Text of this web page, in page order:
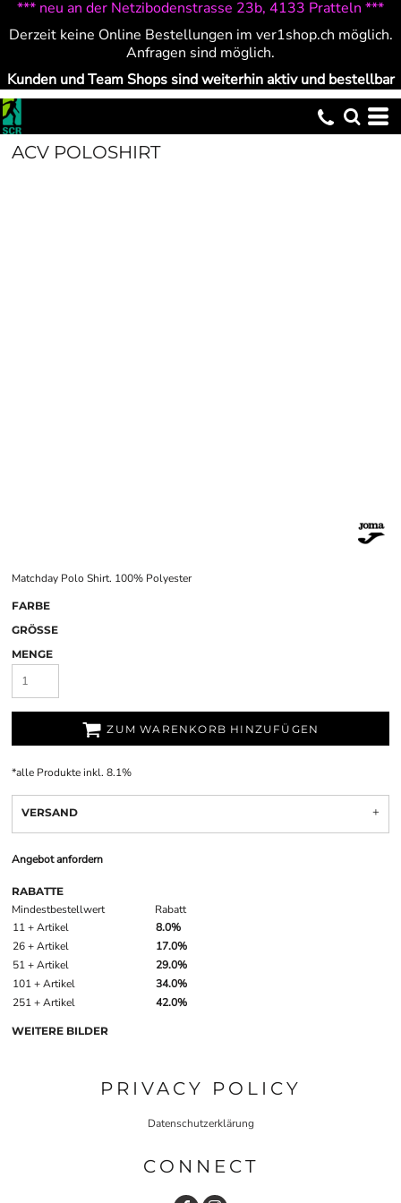
*** neu an der Netzibodenstrasse 23b, 4133 Pratteln ***
Derzeit keine Online Bestellungen im ver1shop.ch möglich.
Anfragen sind möglich.
Kunden und Team Shops sind weiterhin aktiv und bestellbar
ACV POLOSHIRT
Matchday Polo Shirt. 100% Polyester
FARBE
GRÖSSE
MENGE
ZUM WARENKORB HINZUFÜGEN
*alle Produkte inkl. 8.1%
VERSAND
Angebot anfordern
RABATTE
Mindestbestellwert
Rabatt
11 + Artikel
8.0%
26 + Artikel
17.0%
51 + Artikel
29.0%
101 + Artikel
34.0%
251 + Artikel
42.0%
WEITERE BILDER
PRIVACY POLICY
Datenschutzerklärung
CONNECT